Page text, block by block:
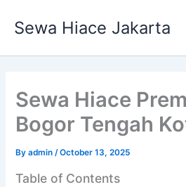
Sewa Hiace Jakarta
Sewa Hiace
Bogor Tengah
Byadmin /October 13, 2025
Table of Contents